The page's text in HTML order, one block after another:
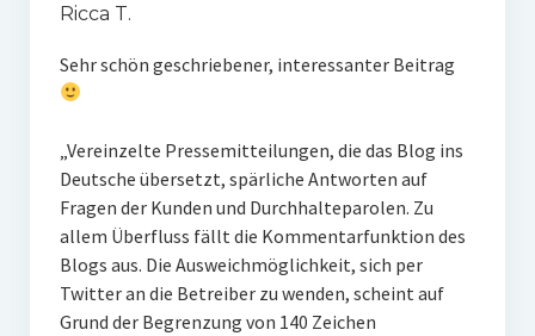
Ricca T.
Sehr schön geschriebener, interessanter Beitrag
„Vereinzelte Pressemitteilungen, die das Blog ins
Deutsche übersetzt, spärliche Antworten auf
Fragen der Kunden und Durchhalteparolen. Zu
allem Überfluss fällt die Kommentarfunktion des
Blogs aus. Die Ausweichmöglichkeit, sich per
Twitter an die Betreiber zu wenden, scheint auf
Grund der Begrenzung von 140 Zeichen